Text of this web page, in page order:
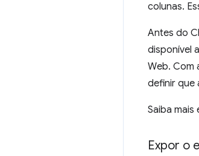
colunas.
Antes do
disponível
Web. Com
definir que
Saiba mais
Expor o